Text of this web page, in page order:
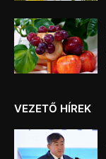
VEZETŐ HÍREK